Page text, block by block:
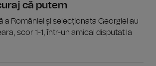
că putem
a României și selecționata Georgiei au
scor 1-1, într-un amical disputat la